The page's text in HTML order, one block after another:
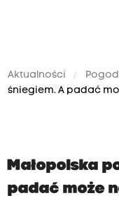
Aktualności
śniegiem. A padać
Małopolska
padać może